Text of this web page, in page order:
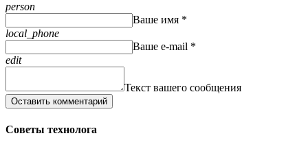
person
Ваше имя *
local_phone
Ваше e-mail *
edit
Текст вашего сообщения
Оставить комментарий
Советы технолога